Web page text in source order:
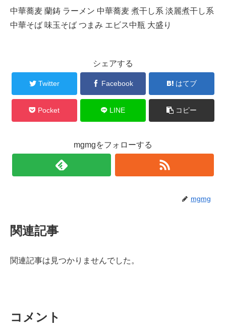
中華蕎麦 蘭鋳 ラーメン 中華蕎麦 煮干し系 淡麗煮干し系
中華そば 味玉そば つまみ エビス中瓶 大盛り
シェアする
Twitter Facebook はてブ
Pocket LINE コピー
mgmgをフォローする
mgmg
関連記事
関連記事は見つかりませんでした。
コメント